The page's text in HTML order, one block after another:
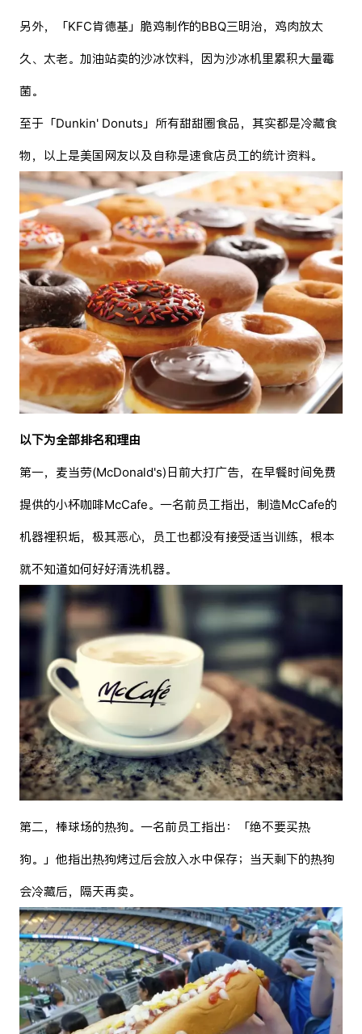
另外，「KFC肯德基」脆鸡制作的BBQ三明治，鸡肉放太
久、太老。加油站卖的沙冰饮料，因为沙冰机里累积大量霉
菌。
至于「Dunkin' Donuts」所有甜甜圈食品，其实都是冷藏食
物，以上是美国网友以及自称是速食店员工的统计资料。
以下为全部排名和理由
第一，麦当劳(McDonald's)日前大打广告，在早餐时间免费
提供的小杯咖啡McCafe。一名前员工指出，制造McCafe的
机器裡积垢，极其恶心，员工也都没有接受适当训练，根本
就不知道如何好好清洗机器。
第二，棒球场的热狗。一名前员工指出：「绝不要买热
狗。」他指出热狗烤过后会放入水中保存；当天剩下的热狗
会冷藏后，隔天再卖。